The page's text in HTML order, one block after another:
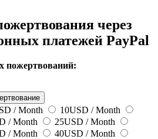
через
платежей PayPal
пожертвований:
/ Month 10USD / Month
/ Month 25USD / Month
/ Month 40USD / Month